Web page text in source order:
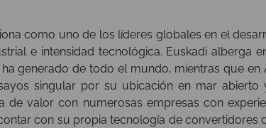
como uno de los líderes globales en el
e intensidad tecnológica. Euskadi alberga
generado de todo el mundo, mientras que en
singular por su ubicación en mar
de valor con numerosas empresas con
con su propia tecnología de convertidores